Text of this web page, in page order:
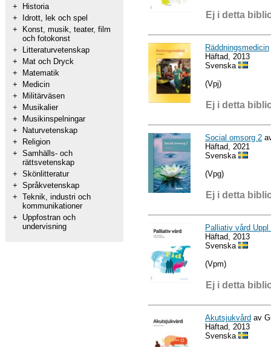
+
Historia
+
Idrott, lek och spel
+
Konst, musik, teater, film
och fotokonst
+
Litteraturvetenskap
+
Mat och Dryck
+
Matematik
+
Medicin
+
Militärväsen
+
Musikalier
+
Musikinspelningar
+
Naturvetenskap
+
Religion
+ Samhälls- och
rättsvetenskap
+ Skönlitteratur
+ Språkvetenskap
+ Teknik, industri och
kommunikationer
+
Uppfostran och
undervisning
Ej i detta
Räddningsmedicin
Häftad, 2013
Svenska
(Vpj)
Ej i detta
Social omsorg 2
Häftad, 2021
Svenska
(Vpg)
Ej i detta
Palliativ vård Uppl
Häftad, 2013
Svenska
(Vpm)
Ej i detta
Akutsjukvård av
Häftad, 2013
Svenska